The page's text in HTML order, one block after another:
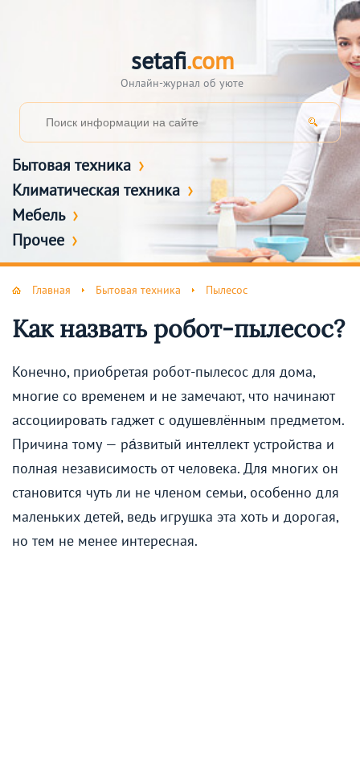
setafi.com
Онлайн-журнал об уюте
Бытовая техника
Климатическая техника
Мебель
Прочее
Главная Бытовая техника Пылесос
Как назвать робот-пылесос?
Конечно, приобретая робот-пылесос для дома,
многие со временем и не замечают, что начинают
ассоциировать гаджет с одушевлённым предметом.
Причина тому — ра́звитый интеллект устройства и
полная независимость от человека. Для многих он
становится чуть ли не членом семьи, особенно для
маленьких детей, ведь игрушка эта хоть и дорогая,
но тем не менее интересная.